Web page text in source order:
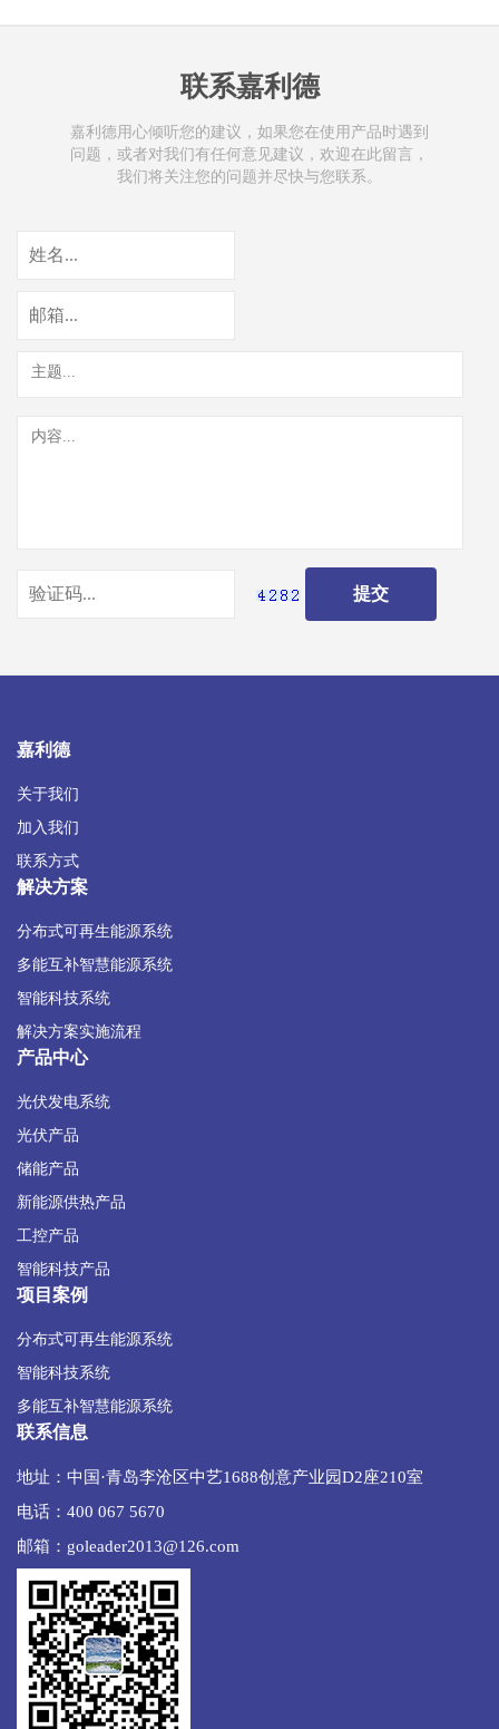
联系嘉利德
嘉利德用心倾听您的建议，如果您在使用产品时遇到
问题，或者对我们有任何意见建议，欢迎在此留言，
我们将关注您的问题并尽快与您联系。
嘉利德
关于我们
加入我们
联系方式
解决方案
分布式可再生能源系统
多能互补智慧能源系统
智能科技系统
解决方案实施流程
产品中心
光伏发电系统
光伏产品
储能产品
新能源供热产品
工控产品
智能科技产品
项目案例
分布式可再生能源系统
智能科技系统
多能互补智慧能源系统
联系信息
地址：中国·青岛李沧区中艺1688创意产业园D2座210室
电话：400 067 5670
邮箱：goleader2013@126.com